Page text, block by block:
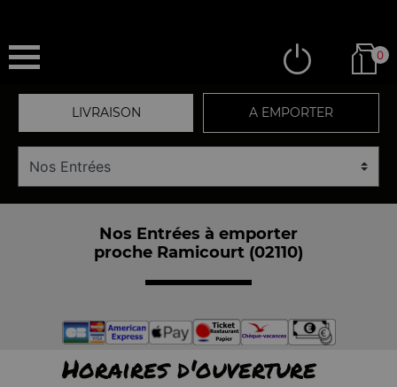
0
LIVRAISON A EMPORTER
Nos Entrées à emporter
proche Ramicourt (02110)
Horaires d'ouverture